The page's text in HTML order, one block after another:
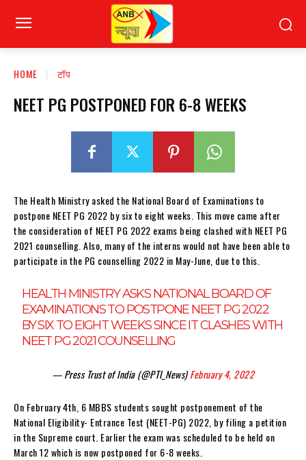
HOME टॉप
NEET PG POSTPONED FOR 6-8 WEEKS
The Health Ministry asked the National Board of Examinations to
postpone NEET PG 2022 by six to eight weeks. This move came after
the consideration of NEET PG 2022 exams being clashed with NEET PG
2021 counselling. Also, many of the interns would not have been able to
participate in the PG counselling 2022 in May-June, due to this.
HEALTH MINISTRY ASKS NATIONAL BOARD OF
EXAMINATIONS TO POSTPONE NEET PG 2022
BY SIX TO EIGHT WEEKS SINCE IT CLASHES WITH
NEET PG 2021 COUNSELLING
— Press Trust of India (@PTI_News)February 4, 2022
On February 4th, 6 MBBS students sought postponement of the
National Eligibility- Entrance Test (NEET-PG) 2022, by filing a petition
in the Supreme court. Earlier the exam was scheduled to be held on
March 12 which is now postponed for 6-8 weeks.